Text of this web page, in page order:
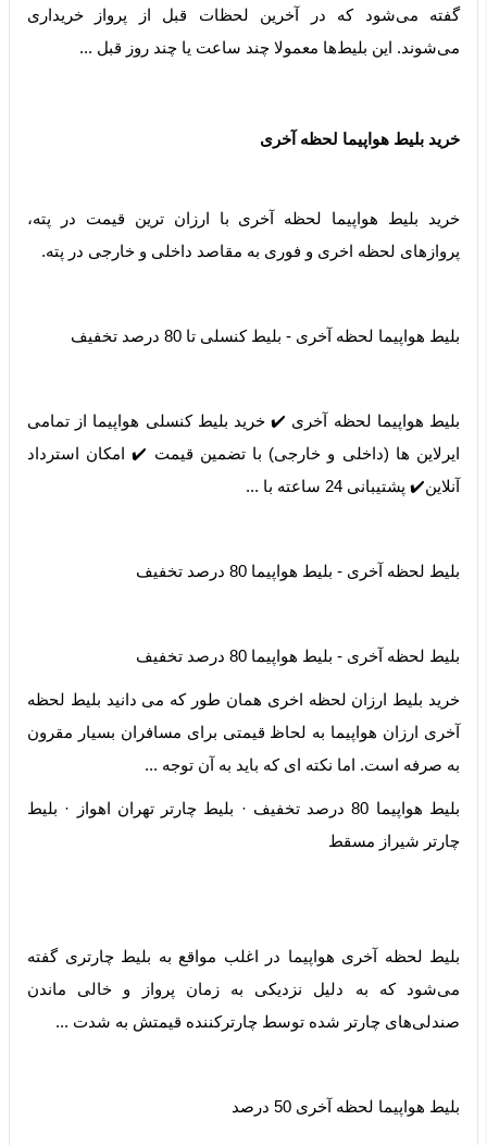
گفته می‌شود که در آخرین لحظات قبل از پرواز خریداری
می‌شوند. این بلیط‌ها معمولا چند ساعت یا چند روز قبل ...
خرید بلیط هواپیما لحظه آخری
خرید بلیط هواپیما لحظه آخری با ارزان ترین قیمت در پته،
پروازهای لحظه اخری و فوری به مقاصد داخلی و خارجی در پته.
بلیط هواپیما لحظه آخری - بلیط کنسلی تا 80 درصد تخفیف
بلیط هواپیما لحظه آخری ✔️ خرید بلیط کنسلی هواپیما از تمامی
ایرلاین ها (داخلی و خارجی) با تضمین قیمت ✔️ امکان استرداد
آنلاین✔️ پشتیبانی 24 ساعته با ...
بلیط لحظه آخری - بلیط هواپیما 80 درصد تخفیف
بلیط لحظه آخری - بلیط هواپیما 80 درصد تخفیف
خرید بلیط ارزان لحظه اخری همان طور که می دانید بلیط لحظه
آخری ارزان هواپیما به لحاظ قیمتی برای مسافران بسیار مقرون
به صرفه است. اما نکته ای که باید به آن توجه ...
‏بلیط هواپیما 80 درصد تخفیف · ‏بلیط چارتر تهران اهواز · ‏بلیط
چارتر شیراز مسقط
بلیط لحظه آخری هواپیما در اغلب مواقع به بلیط چارتری گفته
می‌شود که به دلیل نزدیکی به زمان پرواز و خالی ماندن
صندلی‌های چارتر شده توسط چارترکننده قیمتش به شدت ...
بلیط هواپیما لحظه آخری 50 درصد